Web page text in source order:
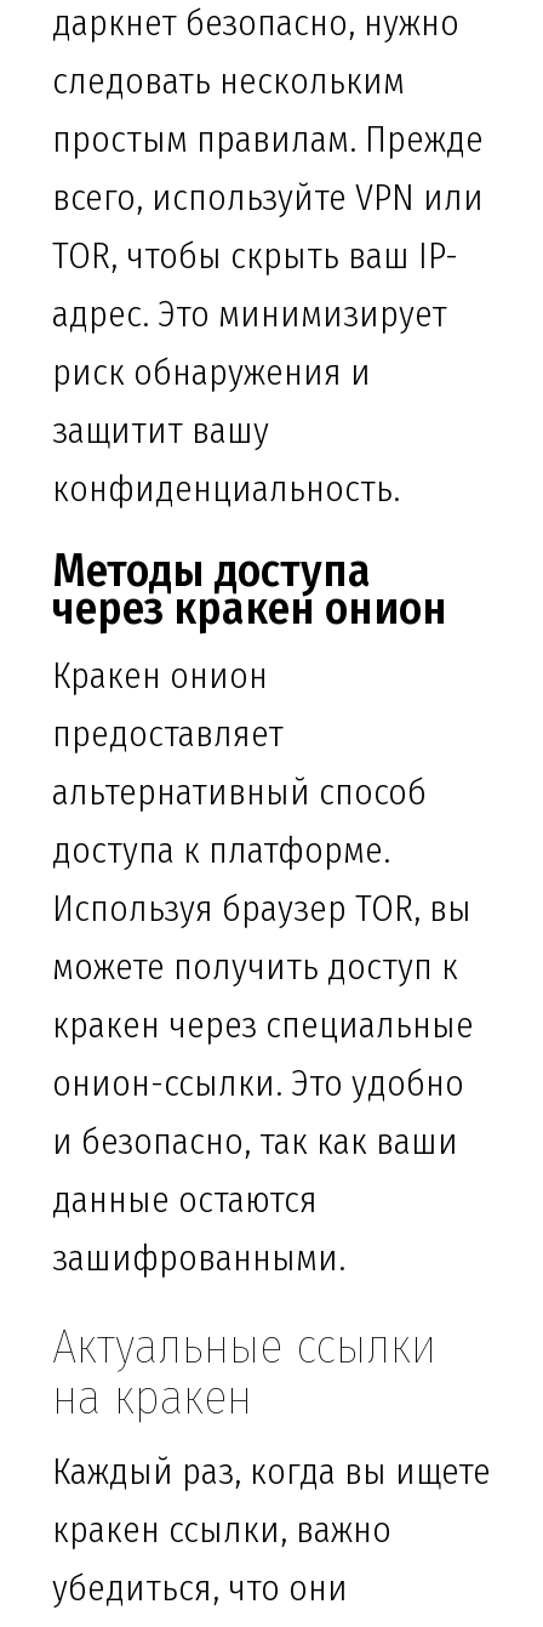
даркнет безопасно, нужно
следовать нескольким
простым правилам. Прежде
всего, используйте VPN или
TOR, чтобы скрыть ваш IP-
адрес. Это минимизирует
риск обнаружения и
защитит вашу
конфиденциальность.
Методы доступа
через кракен онион
Кракен онион
предоставляет
альтернативный способ
доступа к платформе.
Используя браузер TOR, вы
можете получить доступ к
кракен через специальные
онион-ссылки. Это удобно
и безопасно, так как ваши
данные остаются
зашифрованными.
Актуальные ссылки
на кракен
Каждый раз, когда вы ищете
кракен ссылки, важно
убедиться, что они